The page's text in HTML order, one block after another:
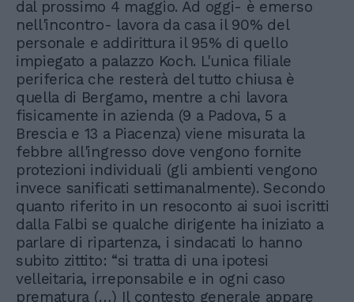
dal prossimo 4 maggio. Ad oggi- è emerso
nell'incontro- lavora da casa il 90% del
personale e addirittura il 95% di quello
impiegato a palazzo Koch. L'unica filiale
periferica che resterà del tutto chiusa è
quella di Bergamo, mentre a chi lavora
fisicamente in azienda (9 a Padova, 5 a
Brescia e 13 a Piacenza) viene misurata la
febbre all'ingresso dove vengono fornite
protezioni individuali (gli ambienti vengono
invece sanificati settimanalmente). Secondo
quanto riferito in un resoconto ai suoi iscritti
dalla Falbi se qualche dirigente ha iniziato a
parlare di ripartenza, i sindacati lo hanno
subito zittito: “si tratta di una ipotesi
velleitaria, irreponsabile e in ogni caso
prematura (…) Il contesto generale appare